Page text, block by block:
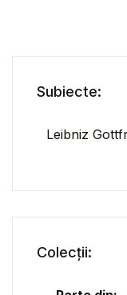
Subiecte:
Leibniz
Colecții: